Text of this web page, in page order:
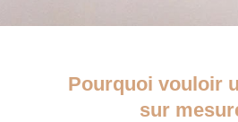
Pourquoi vouloir
sur